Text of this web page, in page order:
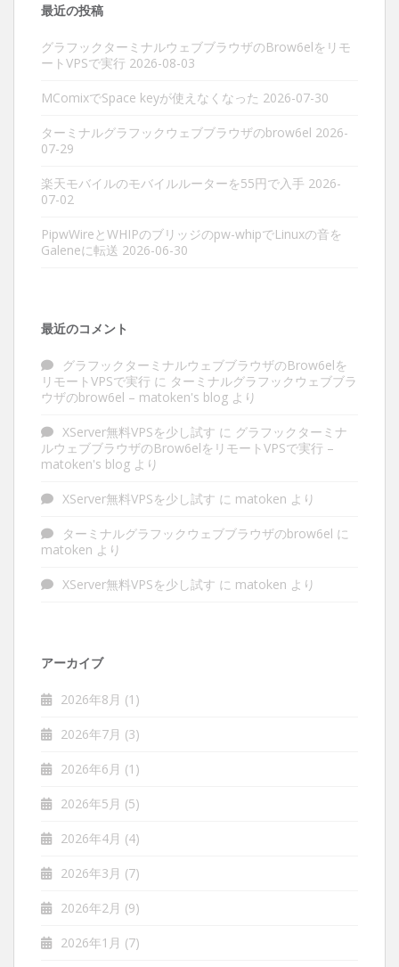
最近の投稿
グラフックターミナルウェブブラウザのBrow6elをリモ
ートVPSで実行 2026-08-03
MComixでSpace keyが使えなくなった 2026-07-30
ターミナルグラフックウェブブラウザのbrow6el 2026-
07-29
楽天モバイルのモバイルルーターを55円で入手 2026-
07-02
PipwWireとWHIPのブリッジのpw-whipでLinuxの音を
Galeneに転送 2026-06-30
最近のコメント
グラフックターミナルウェブブラウザのBrow6elを
リモートVPSで実行 に ターミナルグラフックウェブブラ
ウザのbrow6el – matoken's blog より
XServer無料VPSを少し試す に グラフックターミナ
ルウェブブラウザのBrow6elをリモートVPSで実行 –
matoken's blog より
XServer無料VPSを少し試す に matoken より
ターミナルグラフックウェブブラウザのbrow6el に
matoken より
XServer無料VPSを少し試す に matoken より
アーカイブ
2026年8月 (1)
2026年7月 (3)
2026年6月 (1)
2026年5月 (5)
2026年4月 (4)
2026年3月 (7)
2026年2月 (9)
2026年1月 (7)